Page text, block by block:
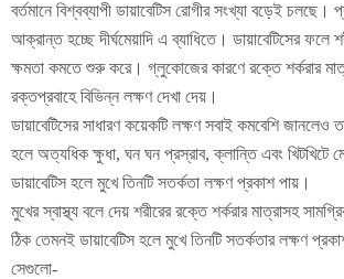
বর্তমানে বিশ্বব্যাপী ডায়াবেটিস রোগীর সংখ্যা বড়েই চলছে।
আক্রান্ত হচ্ছে দীর্ঘমেয়াদি এ ব্যাধিতে। ডায়াবেটিসের ফলে
ক্ষমতা কমতে শুরু করে। গ্লুকোজের কারণে রক্তে শর্করার
রক্তপ্রবাহে বিভিন্ন লক্ষণ দেখা দেয়।
ডায়াবেটিসের সাধারণ কয়েকটি লক্ষণ সবাই কমবেশি জানলেও
হলে অত্যধিক ক্ষুধা, ঘন ঘন প্রস্রাব, ক্লান্তি এবং খিটখিটে
ডায়াবেটিস হলে মুখে তিনটি সতর্কতা লক্ষণ প্রকাশ পায়।
মুখের স্বাস্থ্য বলে দেয় শরীরের রক্তে শর্করার মাত্রাসহ
ঠিক তেমনই ডায়াবেটিস হলে মুখে তিনটি সতর্কতার লক্ষণ
সেগুলো-